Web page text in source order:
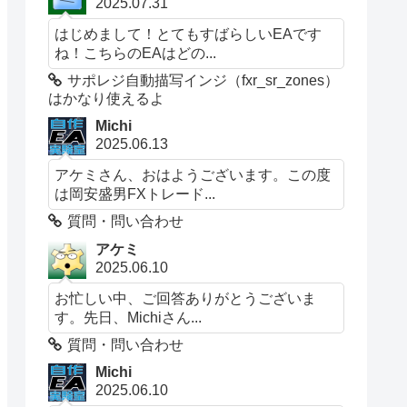
2025.07.31
はじめまして！とてもすばらしいEAです
ね！こちらのEAはどの...
サポレジ自動描写インジ（fxr_sr_zones）
はかなり使えるよ
Michi
2025.06.13
アケミさん、おはようございます。この度
は岡安盛男FXトレード...
質問・問い合わせ
アケミ
2025.06.10
お忙しい中、ご回答ありがとうございま
す。先日、Michiさん...
質問・問い合わせ
Michi
2025.06.10